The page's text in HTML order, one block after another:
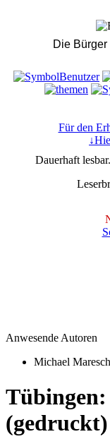
Die Bürger
Für den
Dauerhaft
Anwesende Autoren
Michael Maresch
(gedruckt)